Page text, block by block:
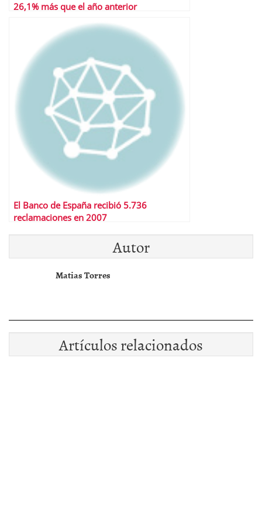
26,1% más que el año anterior
El Banco de España recibió 5.736
reclamaciones en 2007
Autor
Matias Torres
Artículos relacionados